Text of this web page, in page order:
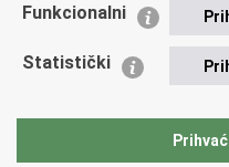
Policijska akademija
Zaklada policijske
Vučetić"
Funkcionalni
Statistički